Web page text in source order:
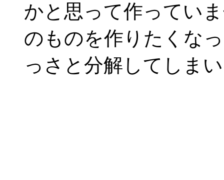
かと思って作ってい
のものを作りたくな
っさと分解してしま